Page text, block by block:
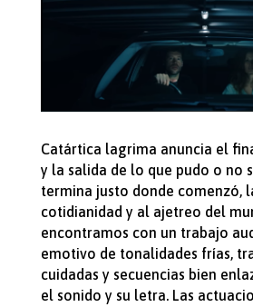
Catártica lagrima anuncia el
y la salida de lo que pudo o no
termina justo donde comenzó,
cotidianidad y al ajetreo del
encontramos con un trabajo
emotivo de tonalidades frías,
cuidadas y secuencias bien
el sonido y su letra. Las